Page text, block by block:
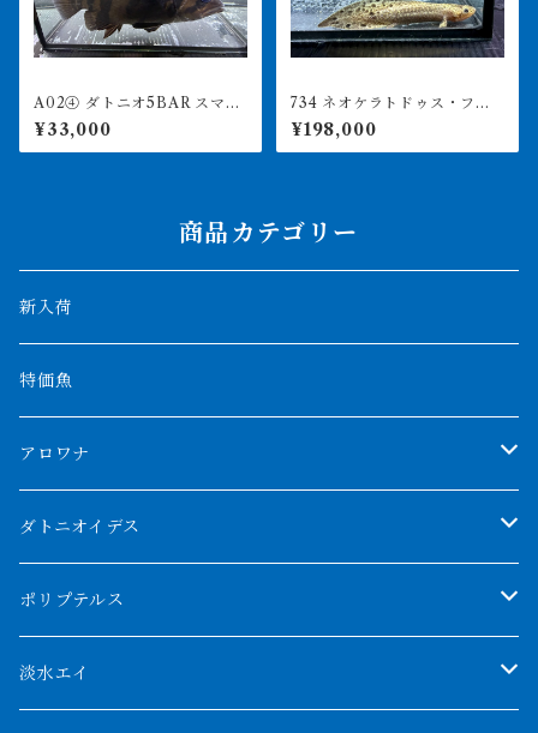
A02④ ダトニオ5BAR スマト
ラタイガー 20㎝前後 おと
ひめ食べます
¥33,000
734 ネオケラトドゥス・フォ
ルステリ 17㎝前後 ブリス
ベンリバー 証明書あり 231
0
¥198,000
商品カテゴリー
新入荷
特価魚
アロワナ
クンパイ
アブソリュートレッド
AGUS スーパーレッドF4
ダトニオイデス
シャムタイガー
特殊ダトニオ
ポリプテルス
モンスターポリプ
淡水エイ